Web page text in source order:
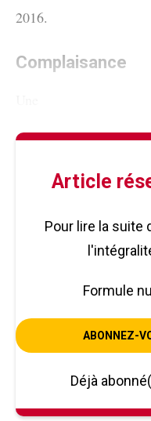
2016.
Complaisance
Article
Pour lire la suite
Formule
ABONNEZ-
Déjà